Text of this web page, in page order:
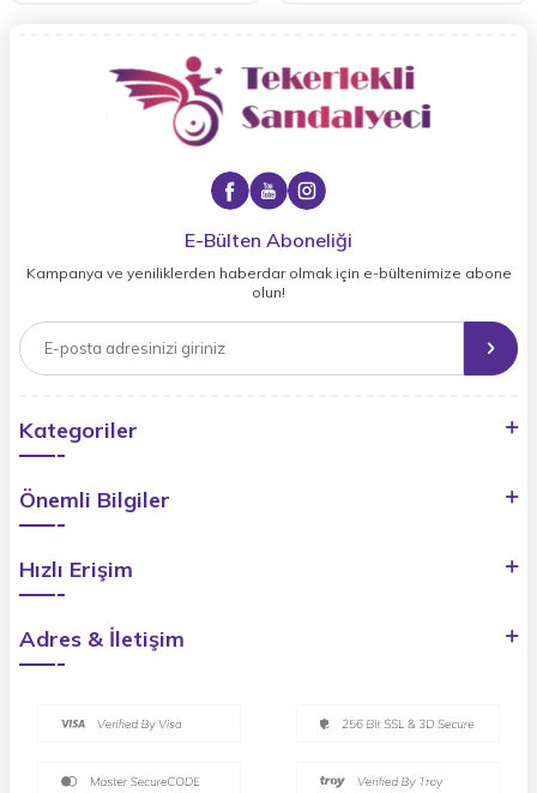
E-Bülten Aboneliği
Kampanya ve yeniliklerden haberdar olmak için e-bültenimize abone
olun!
Kategoriler
Önemli Bilgiler
Hızlı Erişim
Adres & İletişim